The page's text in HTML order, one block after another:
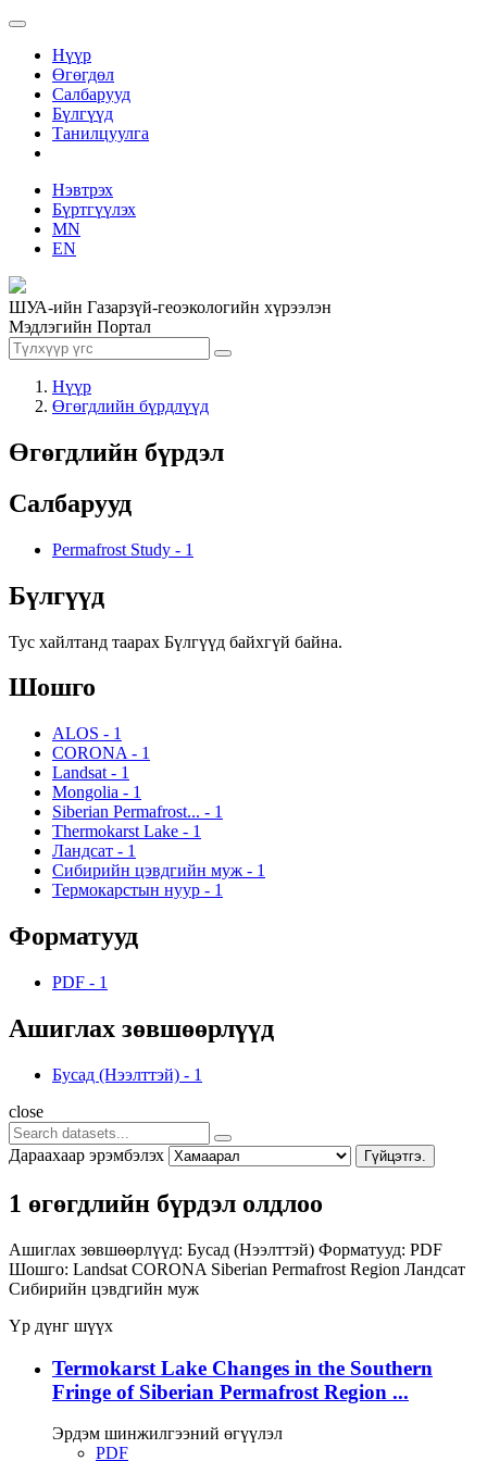
Нүүр
Өгөгдөл
Салбарууд
Бүлгүүд
Танилцуулга
Нэвтрэх
Бүртгүүлэх
MN
EN
ШУА-ийн Газарзүй-геоэкологийн хүрээлэн
Мэдлэгийн Портал
Нүүр
Өгөгдлийн бүрдлүүд
Өгөгдлийн бүрдэл
Салбарууд
Permafrost Study - 1
Бүлгүүд
Тус хайлтанд таарах Бүлгүүд байхгүй байна.
Шошго
ALOS - 1
CORONA - 1
Landsat - 1
Mongolia - 1
Siberian Permafrost... - 1
Thermokarst Lake - 1
Ландсат - 1
Сибирийн цэвдгийн муж - 1
Термокарстын нуур - 1
Форматууд
PDF - 1
Ашиглах зөвшөөрлүүд
Бусад (Нээлттэй) - 1
close
Дараахаар эрэмбэлэх Гүйцэтгэ.
1 өгөгдлийн бүрдэл олдлоо
Ашиглах зөвшөөрлүүд: Бусад (Нээлттэй) Форматууд: PDF
Шошго: Landsat CORONA Siberian Permafrost Region Ландсат
Сибирийн цэвдгийн муж
Үр дүнг шүүх
Termokarst Lake Changes in the Southern
Fringe of Siberian Permafrost Region ...
Эрдэм шинжилгээний өгүүлэл
PDF